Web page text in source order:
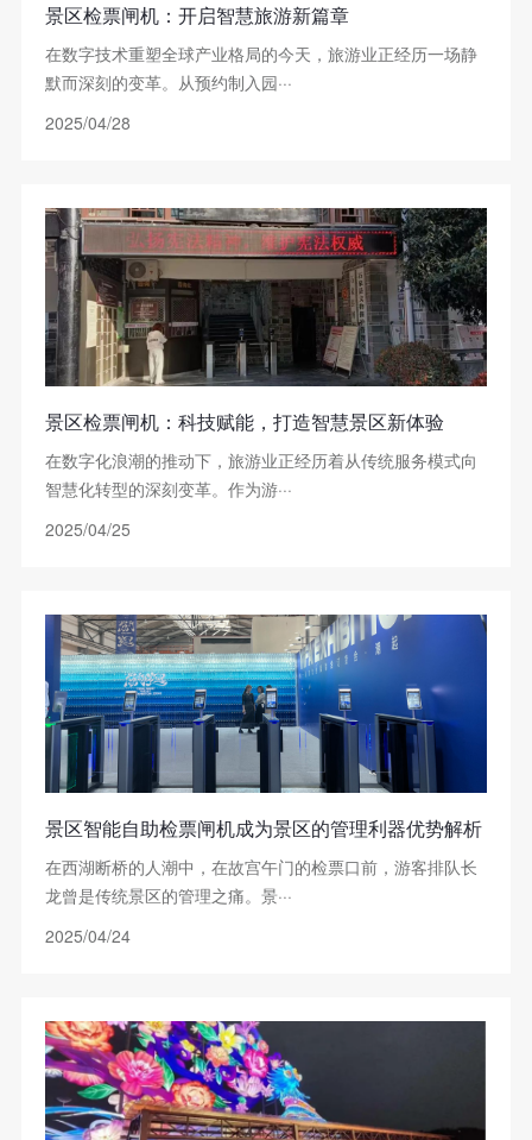
景区检票闸机：开启智慧旅游新篇章
在数字技术重塑全球产业格局的今天，旅游业正经历一场静
默而深刻的变革。从预约制入园···
2025/04/28
景区检票闸机：科技赋能，打造智慧景区新体验
在数字化浪潮的推动下，旅游业正经历着从传统服务模式向
智慧化转型的深刻变革。作为游···
2025/04/25
景区智能自助检票闸机成为景区的管理利器优势解析
在西湖断桥的人潮中，在故宫午门的检票口前，游客排队长
龙曾是传统景区的管理之痛。景···
2025/04/24